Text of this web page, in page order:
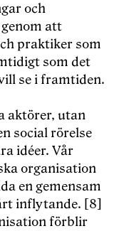
och
att
praktiker som
som det
se i framtiden.
aktörer, utan
social rörelse
idéer. Vår
organisation
en gemensam
inflytande. [8]
förblir